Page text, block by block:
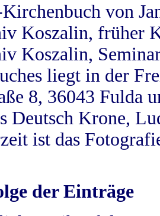
von
Koszalin, früher
Koszalin,
liegt in der
8, 36043 Fulda
Deutsch Krone,
ist das
der Einträge